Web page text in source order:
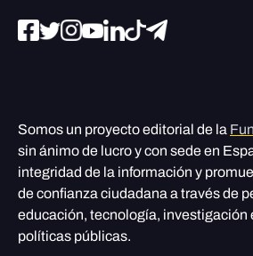
Somos un proyecto editorial de la
sin ánimo de lucro y con sede en
integridad de la información y
de confianza ciudadana a través de
educación, tecnología, investigación
políticas públicas.